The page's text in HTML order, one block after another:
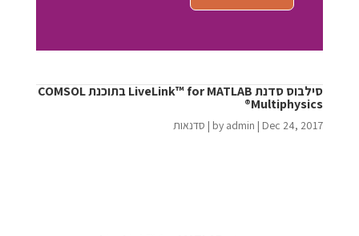
סילבוס סדנת LiveLink™ for MATLAB בתוכנת COMSOL
Multiphysics®
by admin | Dec 24, 2017
| סדנאות